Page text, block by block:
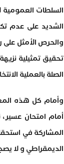
السلطات العمومية
الشديد على عدم
والحرص الأمثل على
تحقيق تمثيلية
الصلة بالعملية
وأمام كل هذه
أمام امتحان عسير،
المشاركة في
الديمقراطي و لا